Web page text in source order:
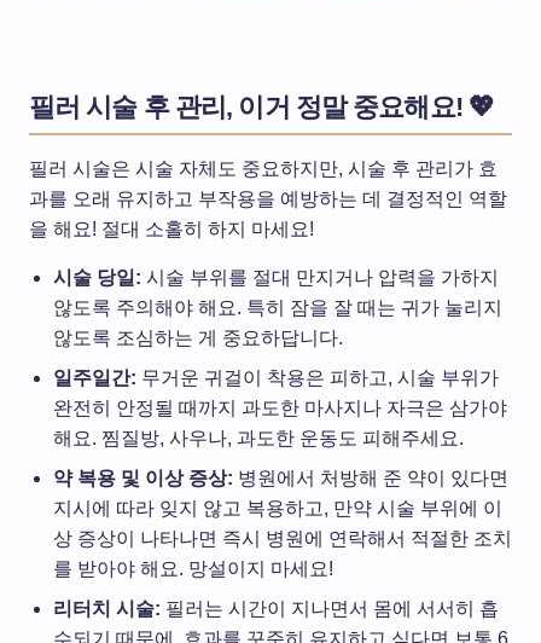
필러 시술 후 관리, 이거 정말 중요해요! 💖
필러 시술은 시술 자체도 중요하지만, 시술 후 관리가 효
과를 오래 유지하고 부작용을 예방하는 데 결정적인 역할
을 해요! 절대 소홀히 하지 마세요!
시술 당일: 시술 부위를 절대 만지거나 압력을 가하지
않도록 주의해야 해요. 특히 잠을 잘 때는 귀가 눌리지
않도록 조심하는 게 중요하답니다.
일주일간: 무거운 귀걸이 착용은 피하고, 시술 부위가
완전히 안정될 때까지 과도한 마사지나 자극은 삼가야
해요. 찜질방, 사우나, 과도한 운동도 피해주세요.
약 복용 및 이상 증상: 병원에서 처방해 준 약이 있다면
지시에 따라 잊지 않고 복용하고, 만약 시술 부위에 이
상 증상이 나타나면 즉시 병원에 연락해서 적절한 조치
를 받아야 해요. 망설이지 마세요!
리터치 시술: 필러는 시간이 지나면서 몸에 서서히 흡
수되기 때문에, 효과를 꾸준히 유지하고 싶다면 보통 6